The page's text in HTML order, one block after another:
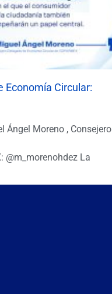
Economía Circular:
Ángel Moreno , Consejero
@m_morenohdez La